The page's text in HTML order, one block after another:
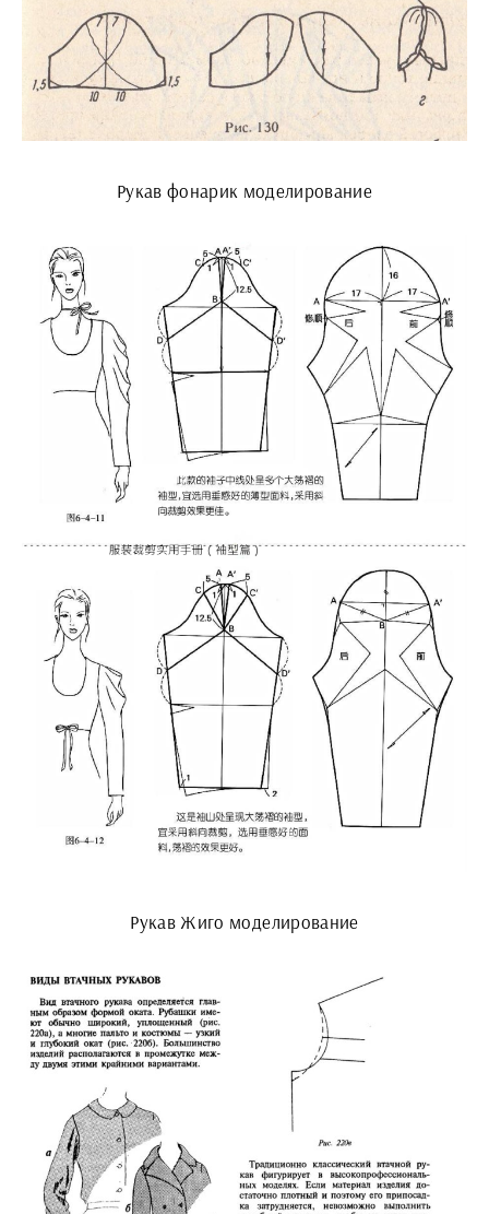
Рукав фонарик моделирование
Рукав Жиго моделирование